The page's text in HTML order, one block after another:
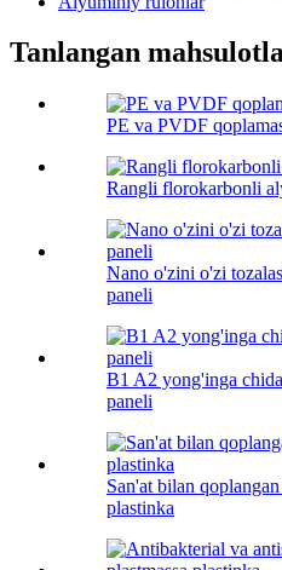
Tanlangan
PE va PVDF
Rangli florokarbonli
Nano o'zini o'zi
paneli
B1 A2 yong'inga
paneli
San'at bilan
plastinka